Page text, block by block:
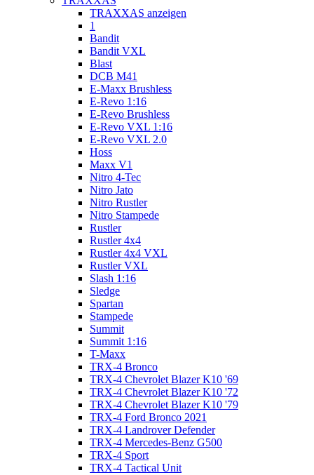
TRAXXAS anzeigen
1
Bandit
Bandit VXL
Blast
DCB M41
E-Maxx Brushless
E-Revo 1:16
E-Revo Brushless
E-Revo VXL 1:16
E-Revo VXL 2.0
Hoss
Maxx V1
Nitro 4-Tec
Nitro Jato
Nitro Rustler
Nitro Stampede
Rustler
Rustler 4x4
Rustler 4x4 VXL
Rustler VXL
Slash 1:16
Sledge
Spartan
Stampede
Summit
Summit 1:16
T-Maxx
TRX-4 Bronco
TRX-4 Chevrolet Blazer K10 '69
TRX-4 Chevrolet Blazer K10 '72
TRX-4 Chevrolet Blazer K10 '79
TRX-4 Ford Bronco 2021
TRX-4 Landrover Defender
TRX-4 Mercedes-Benz G500
TRX-4 Sport
TRX-4 Tactical Unit